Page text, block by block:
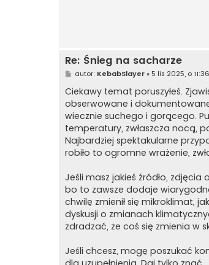
Re: Śnieg na sacharze
P
s
t
autor: KebabSlayer» 5 lis 2025, o 11:36
Ciekawy temat poruszyłeś.
obserwowane i
wiecznie suchego i gorącego.
temperatury, zwłaszcza nocą,
Najbardziej spektakularne
robiło to ogromne wrażenie,
Jeśli masz jakieś źródło,
bo to zawsze dodaje
chwilę zmienił się mikroklimat,
dyskusji o zmianach
zdradzać, że coś się zmienia w
Jeśli chcesz, mogę poszukać